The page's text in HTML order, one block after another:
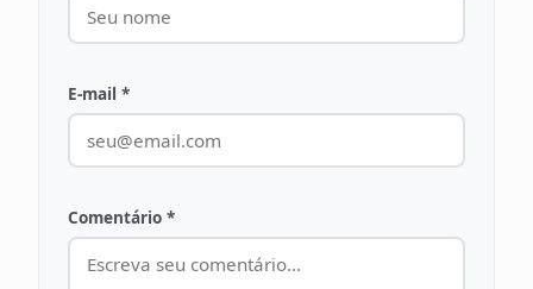
E-mail *
Comentário *